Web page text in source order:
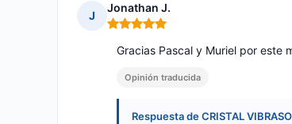
J
Jonathan J.
Nota: 5 de 5
Gracias Pascal y Muriel por este
Opinión traducida
Respuesta de CRISTAL